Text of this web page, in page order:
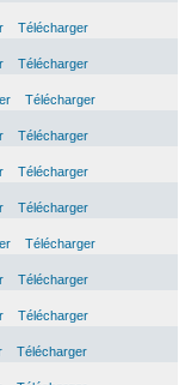
Télécharger
Télécharger
Télécharger
Télécharger
Télécharger
Télécharger
Télécharger
Télécharger
Télécharger
Télécharger